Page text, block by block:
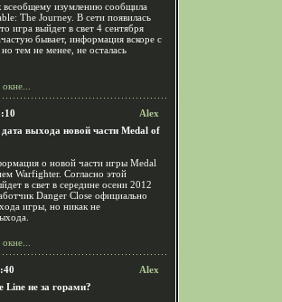
изумлению сообщила
The Journey. В сети появилась
игра выйдет в свет 4 сентября
бывает, информация вскоре с
тем не менее, не осталась
Alex
выхода новой части Medal of
о новой части игры Medal
Warfighter. Согласно этой
в свет в середине осени 2012
Danger Close официально
игры, но никак не
Alex
Line не за горами?